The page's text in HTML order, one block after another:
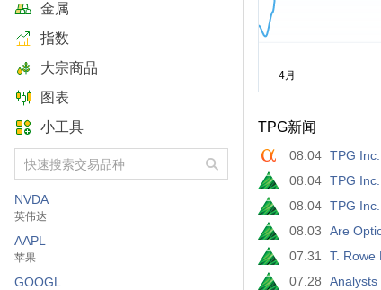
金属
指数
大宗商品
图表
小工具
NVDA
英伟达
AAPL
苹果
GOOGL
TPG新闻
08.04 TPG
08.04 TPG
08.04 TPG
08.03
Are
07.31
T. Rowe
07.28